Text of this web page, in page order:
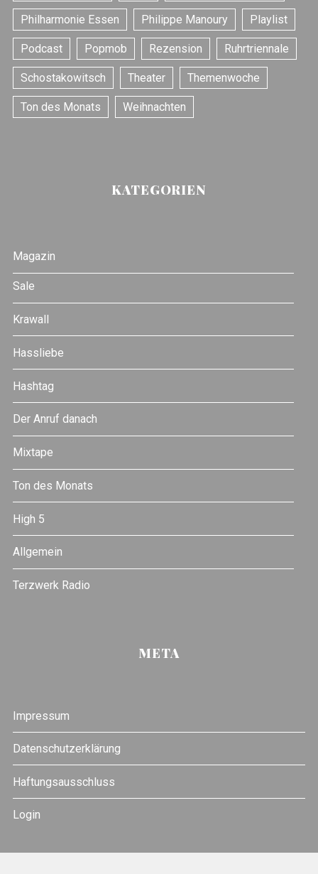
Philharmonie Essen Philippe Manoury Playlist
Podcast Popmob Rezension Ruhrtriennale
Schostakowitsch Theater Themenwoche
Ton des Monats Weihnachten
KATEGORIEN
Magazin
Sale
Krawall
Hassliebe
Hashtag
Der Anruf danach
Mixtape
Ton des Monats
High 5
Allgemein
Terzwerk Radio
META
Impressum
Datenschutzerklärung
Haftungsausschluss
Login